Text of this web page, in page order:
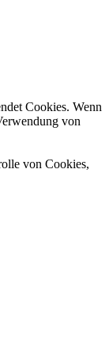
Cookies. Wenn
von
von Cookies,